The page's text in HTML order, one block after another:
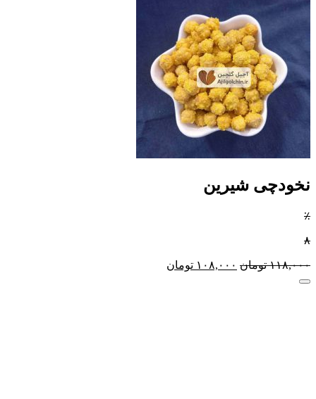
نخودچی شیرین
٪
۸
۱۱۸,۰۰۰ تومان ۱۰۸,۰۰۰ تومان